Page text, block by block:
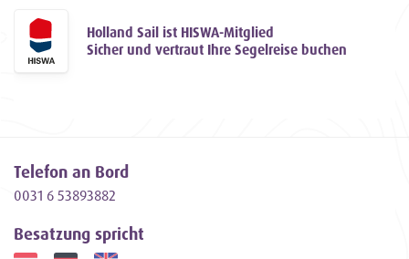
Die Elbrich ist der einzige Klipper dieser Größe mit acht
geräumigen Doppelkabinen, die jeweils mit einer eigenen
Helles und warmes Interieur mit voll
ausgestatteter Küche
Wärme aus. Neben der gemütlichen Sitzecke gibt es eine
Holland Sail ist HISWA-Mitglied
Sicher und vertraut Ihre Segelreise buchen
Telefon an Bord
0031 6 53893882
Besatzung spricht